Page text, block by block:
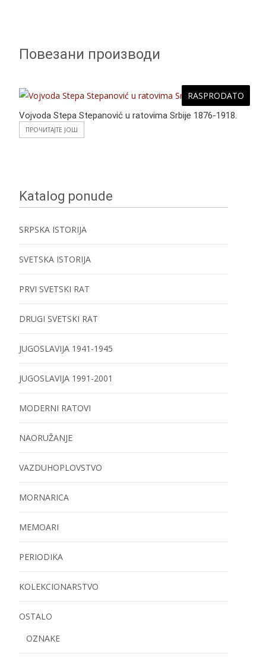
Повезани производи
RASPRODATO
Vojvoda Stepa Stepanović u ratovima Srbije 1876-1918.
ПРОЧИТАЈТЕ ЈОШ
Katalog ponude
SRPSKA ISTORIJA
SVETSKA ISTORIJA
PRVI SVETSKI RAT
DRUGI SVETSKI RAT
JUGOSLAVIJA 1941-1945
JUGOSLAVIJA 1991-2001
MODERNI RATOVI
NAORUŽANJE
VAZDUHOPLOVSTVO
MORNARICA
MEMOARI
PERIODIKA
KOLEKCIONARSTVO
OSTALO
OZNAKE